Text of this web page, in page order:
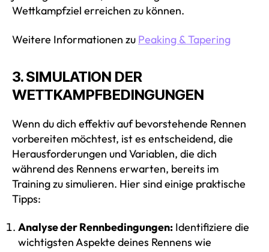
Wettkampfziel erreichen zu können.
Weitere Informationen zu Peaking & Tapering
3. SIMULATION DER
WETTKAMPFBEDINGUNGEN
Wenn du dich effektiv auf bevorstehende Rennen
vorbereiten möchtest, ist es entscheidend, die
Herausforderungen und Variablen, die dich
während des Rennens erwarten, bereits im
Training zu simulieren. Hier sind einige praktische
Tipps:
Analyse der Rennbedingungen: Identifiziere die
wichtigsten Aspekte deines Rennens wie